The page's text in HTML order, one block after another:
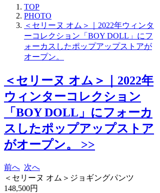
TOP
PHOTO
＜セリーヌ オム＞｜2022年ウィンタ
ーコレクション「BOY DOLL」にフ
ォーカスしたポップアップストアが
オープン。
＜セリーヌ オム＞｜2022年
ウィンターコレクション
「BOY DOLL」にフォーカ
スしたポップアップストア
がオープン。 >>
前へ 次へ
＜セリーヌ オム＞ジョギングパンツ
148,500円